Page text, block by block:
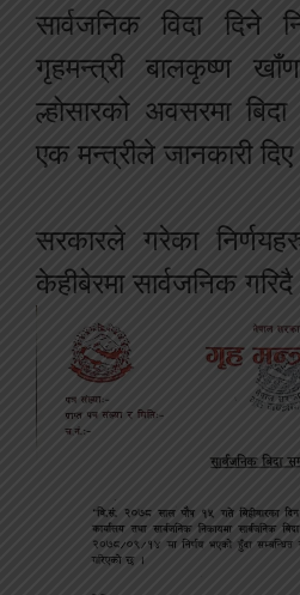
सार्वजनिक विदा दिने
गृहमन्त्री बालकृष्ण
ल्होसारको अवसरमा
एक मन्त्रीले जानकारी दिए
सरकारले गरेका
केहीबेरमा सार्वजनिक